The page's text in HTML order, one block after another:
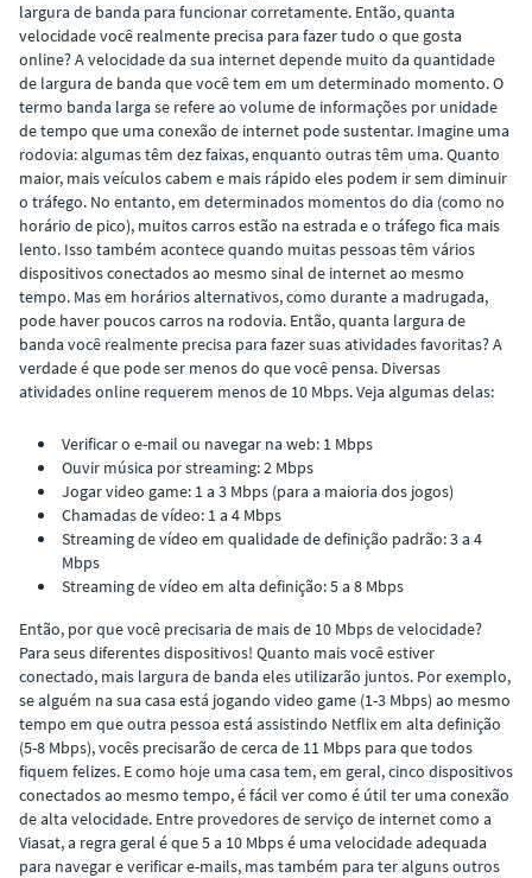
largura de banda para funcionar corretamente. Então, quanta
velocidade você realmente precisa para fazer tudo o que gosta
online? A velocidade da sua internet depende muito da quantidade
de largura de banda que você tem em um determinado momento. O
termo banda larga se refere ao volume de informações por unidade
de tempo que uma conexão de internet pode sustentar. Imagine uma
rodovia: algumas têm dez faixas, enquanto outras têm uma. Quanto
maior, mais veículos cabem e mais rápido eles podem ir sem diminuir
o tráfego. No entanto, em determinados momentos do dia (como no
horário de pico), muitos carros estão na estrada e o tráfego fica mais
lento. Isso também acontece quando muitas pessoas têm vários
dispositivos conectados ao mesmo sinal de internet ao mesmo
tempo. Mas em horários alternativos, como durante a madrugada,
pode haver poucos carros na rodovia. Então, quanta largura de
banda você realmente precisa para fazer suas atividades favoritas? A
verdade é que pode ser menos do que você pensa. Diversas
atividades online requerem menos de 10 Mbps. Veja algumas delas:
Verificar o e-mail ou navegar na web: 1 Mbps
Ouvir música por streaming: 2 Mbps
Jogar video game: 1 a 3 Mbps (para a maioria dos jogos)
Chamadas de vídeo: 1 a 4 Mbps
Streaming de vídeo em qualidade de definição padrão: 3 a 4
Mbps
Streaming de vídeo em alta definição: 5 a 8 Mbps
Então, por que você precisaria de mais de 10 Mbps de velocidade?
Para seus diferentes dispositivos! Quanto mais você estiver
conectado, mais largura de banda eles utilizarão juntos. Por exemplo,
se alguém na sua casa está jogando video game (1-3 Mbps) ao mesmo
tempo em que outra pessoa está assistindo Netflix em alta definição
(5-8 Mbps), vocês precisarão de cerca de 11 Mbps para que todos
fiquem felizes. E como hoje uma casa tem, em geral, cinco dispositivos
conectados ao mesmo tempo, é fácil ver como é útil ter uma conexão
de alta velocidade. Entre provedores de serviço de internet como a
Viasat, a regra geral é que 5 a 10 Mbps é uma velocidade adequada
para navegar e verificar e-mails, mas também para ter alguns outros